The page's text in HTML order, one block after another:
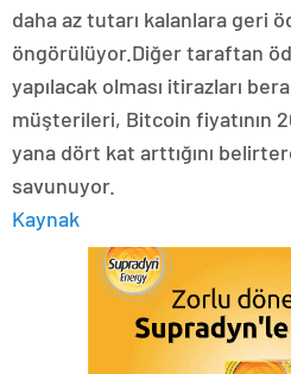
daha az tutarı kalanlara geri
öngörülüyor.Diğer taraftan
yapılacak olması itirazları
müşterileri, Bitcoin fiyatının
yana dört kat arttığını
savunuyor.
Kaynak